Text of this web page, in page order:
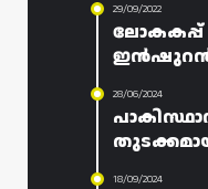
29/09/2022
28/06/2024
18/09/2024